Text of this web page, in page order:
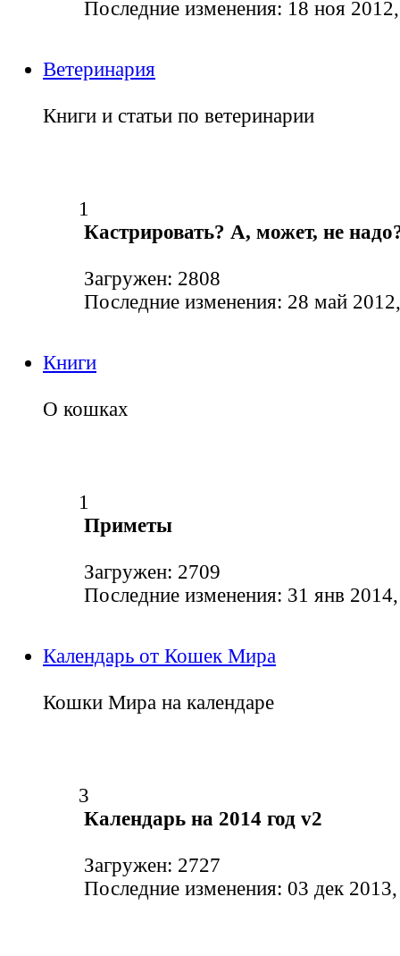
Последние изменения: 18 ноя
Ветеринария
Книги и статьи по ветеринарии
1
Кастрировать? А, может, не
Загружен: 2808
Последние изменения: 28 май
Книги
О кошках
1
Приметы
Загружен: 2709
Последние изменения: 31 янв
Календарь от Кошек Мира
Кошки Мира на календаре
3
Календарь на 2014 год v2
Загружен: 2727
Последние изменения: 03 дек